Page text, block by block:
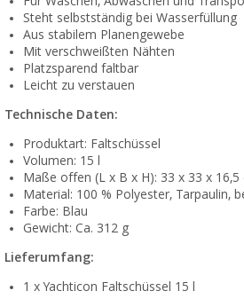
Steht selbstständig bei Wasserfüllung
Aus stabilem Planengewebe
Mit verschweißten Nähten
Platzsparend faltbar
Leicht zu verstauen
Technische Daten:
Produktart: Faltschüssel
Volumen: 15 l
Maße offen (L x B x H): 33 x 33 x 16,5
Material: 100 % Polyester, Tarpaulin,
Farbe: Blau
Gewicht: Ca. 312 g
Lieferumfang:
1 x Yachticon Faltschüssel 15 l